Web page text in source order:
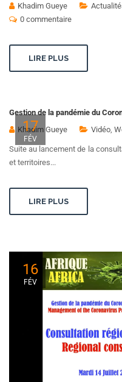
Khadim Gueye
0 commentaire
LIRE PLUS
17
FÉV
Gestion de la pandémie du
Khadim Gueye
Vidéo
Suite au lancement de la
et territoires...
LIRE PLUS
16
FÉV